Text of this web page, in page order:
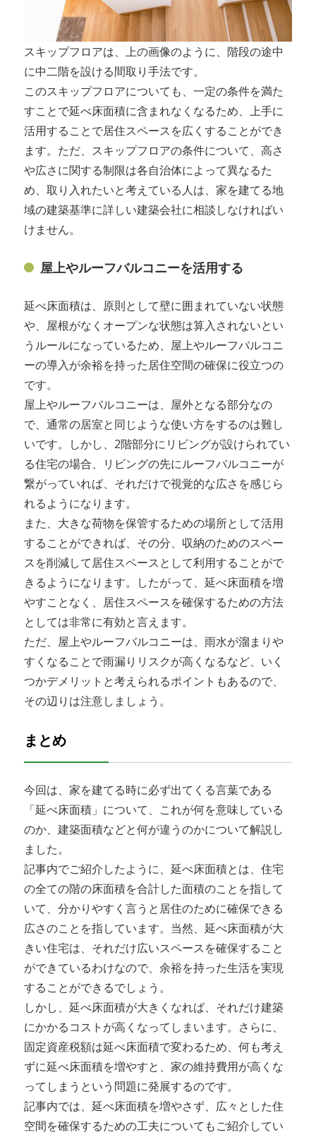
スキップフロアは、上の画像のように、階段の途中
に中二階を設ける間取り手法です。
このスキップフロアについても、一定の条件を満た
すことで延べ床面積に含まれなくなるため、上手に
活用することで居住スペースを広くすることができ
ます。ただ、スキップフロアの条件について、高さ
や広さに関する制限は各自治体によって異なるた
め、取り入れたいと考えている人は、家を建てる地
域の建築基準に詳しい建築会社に相談しなければい
けません。
屋上やルーフバルコニーを活用する
延べ床面積は、原則として壁に囲まれていない状態
や、屋根がなくオープンな状態は算入されないとい
うルールになっているため、屋上やルーフバルコニ
ーの導入が余裕を持った居住空間の確保に役立つの
です。
屋上やルーフバルコニーは、屋外となる部分なの
で、通常の居室と同じような使い方をするのは難し
いです。しかし、2階部分にリビングが設けられてい
る住宅の場合、リビングの先にルーフバルコニーが
繋がっていれば、それだけで視覚的な広さを感じら
れるようになります。
また、大きな荷物を保管するための場所として活用
することができれば、その分、収納のためのスペー
スを削減して居住スペースとして利用することがで
きるようになります。したがって、延べ床面積を増
やすことなく、居住スペースを確保するための方法
としては非常に有効と言えます。
ただ、屋上やルーフバルコニーは、雨水が溜まりや
すくなることで雨漏りリスクが高くなるなど、いく
つかデメリットと考えられるポイントもあるので、
その辺りは注意しましょう。
まとめ
今回は、家を建てる時に必ず出てくる言葉である
「延べ床面積」について、これが何を意味している
のか、建築面積などと何が違うのかについて解説し
ました。
記事内でご紹介したように、延べ床面積とは、住宅
の全ての階の床面積を合計した面積のことを指して
いて、分かりやすく言うと居住のために確保できる
広さのことを指しています。当然、延べ床面積が大
きい住宅は、それだけ広いスペースを確保すること
ができているわけなので、余裕を持った生活を実現
することができるでしょう。
しかし、延べ床面積が大きくなれば、それだけ建築
にかかるコストが高くなってしまいます。さらに、
固定資産税額は延べ床面積で変わるため、何も考え
ずに延べ床面積を増やすと、家の維持費用が高くな
ってしまうという問題に発展するのです。
記事内では、延べ床面積を増やさず、広々とした住
空間を確保するための工夫についてもご紹介してい